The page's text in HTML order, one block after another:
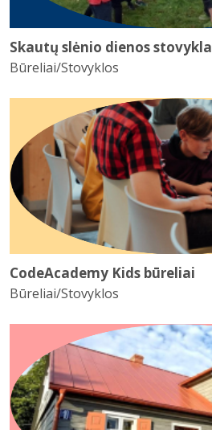
Skautų slėnio dienos
Būreliai/Stovyklos
CodeAcademy Kids būreliai
Būreliai/Stovyklos